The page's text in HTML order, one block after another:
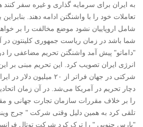
به ایران برای سرمایه گذاری و غیره سفر کنند
تعاملات خود را با واشنگتن ادامه دهند.
شامل اروپاییان نشود موضع مخالفت را بر
شما باشد در زمان ریاست جمهوری کلینتون در
"داماتو" پیش آمد واشنگتن تحریم مضاعفی را
انرژی ایران تصویب کرد. این تحریم مبنی بر
شرکتی در جهان فراتر از ۲۰
دچار تحریم در آمریکا می‌شد. در آن زمان
را بر خلاف مقررات سازمان تجارت جهانی و
تلقی کرد به همین دلیل وقتی شرکت " جرج
"پارس جنوبی " را ترک کرد شرکت توتال